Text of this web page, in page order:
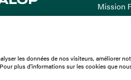
Mission
les données de nos visiteurs, améliorer
plus d'informations sur les cookies que